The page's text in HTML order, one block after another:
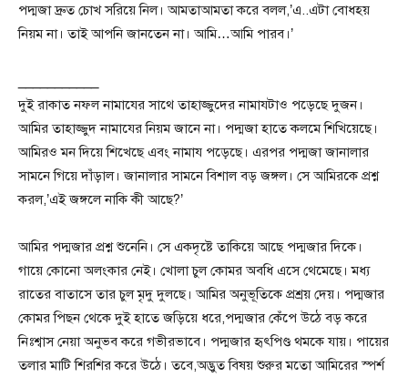
পদ্মজা দ্রুত চোখ সরিয়ে নিল। আমতাআমতা করে বলল,’এ..এটা বোধহয়
নিয়ম না। তাই আপনি জানতেন না। আমি…আমি পারব।’
দুই রাকাত নফল নামাযের সাথে তাহাজ্জুদের নামাযটাও পড়েছে দুজন।
আমির তাহাজ্জুদ নামাযের নিয়ম জানে না। পদ্মজা হাতে কলমে শিখিয়েছে।
আমিরও মন দিয়ে শিখেছে এবং নামায পড়েছে। এরপর পদ্মজা জানালার
সামনে গিয়ে দাঁড়াল। জানালার সামনে বিশাল বড় জঙ্গল। সে আমিরকে প্রশ্ন
করল,’এই জঙ্গলে নাকি কী আছে?’
আমির পদ্মজার প্রশ্ন শুনেনি। সে একদৃষ্টে তাকিয়ে আছে পদ্মজার দিকে।
গায়ে কোনো অলংকার নেই। খোলা চুল কোমর অবধি এসে থেমেছে। মধ্য
রাতের বাতাসে তার চুল মৃদু দুলছে। আমির অনুভূতিকে প্রশ্রয় দেয়। পদ্মজার
কোমর পিছন থেকে দুই হাতে জড়িয়ে ধরে,পদ্মজার কেঁপে উঠে বড় করে
নিঃশ্বাস নেয়া অনুভব করে গভীরভাবে। পদ্মজার হৃৎপিণ্ড থমকে যায়। পায়ের
তলার মাটি শিরশির করে উঠে। তবে,অদ্ভুত বিষয় শুরুর মতো আমিরের স্পর্শ